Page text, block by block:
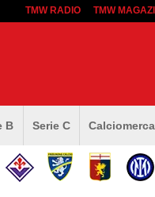
TMW RADIO TMW
B Serie C